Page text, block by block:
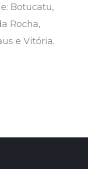
Botucatu,
Rocha,
e Vitória.